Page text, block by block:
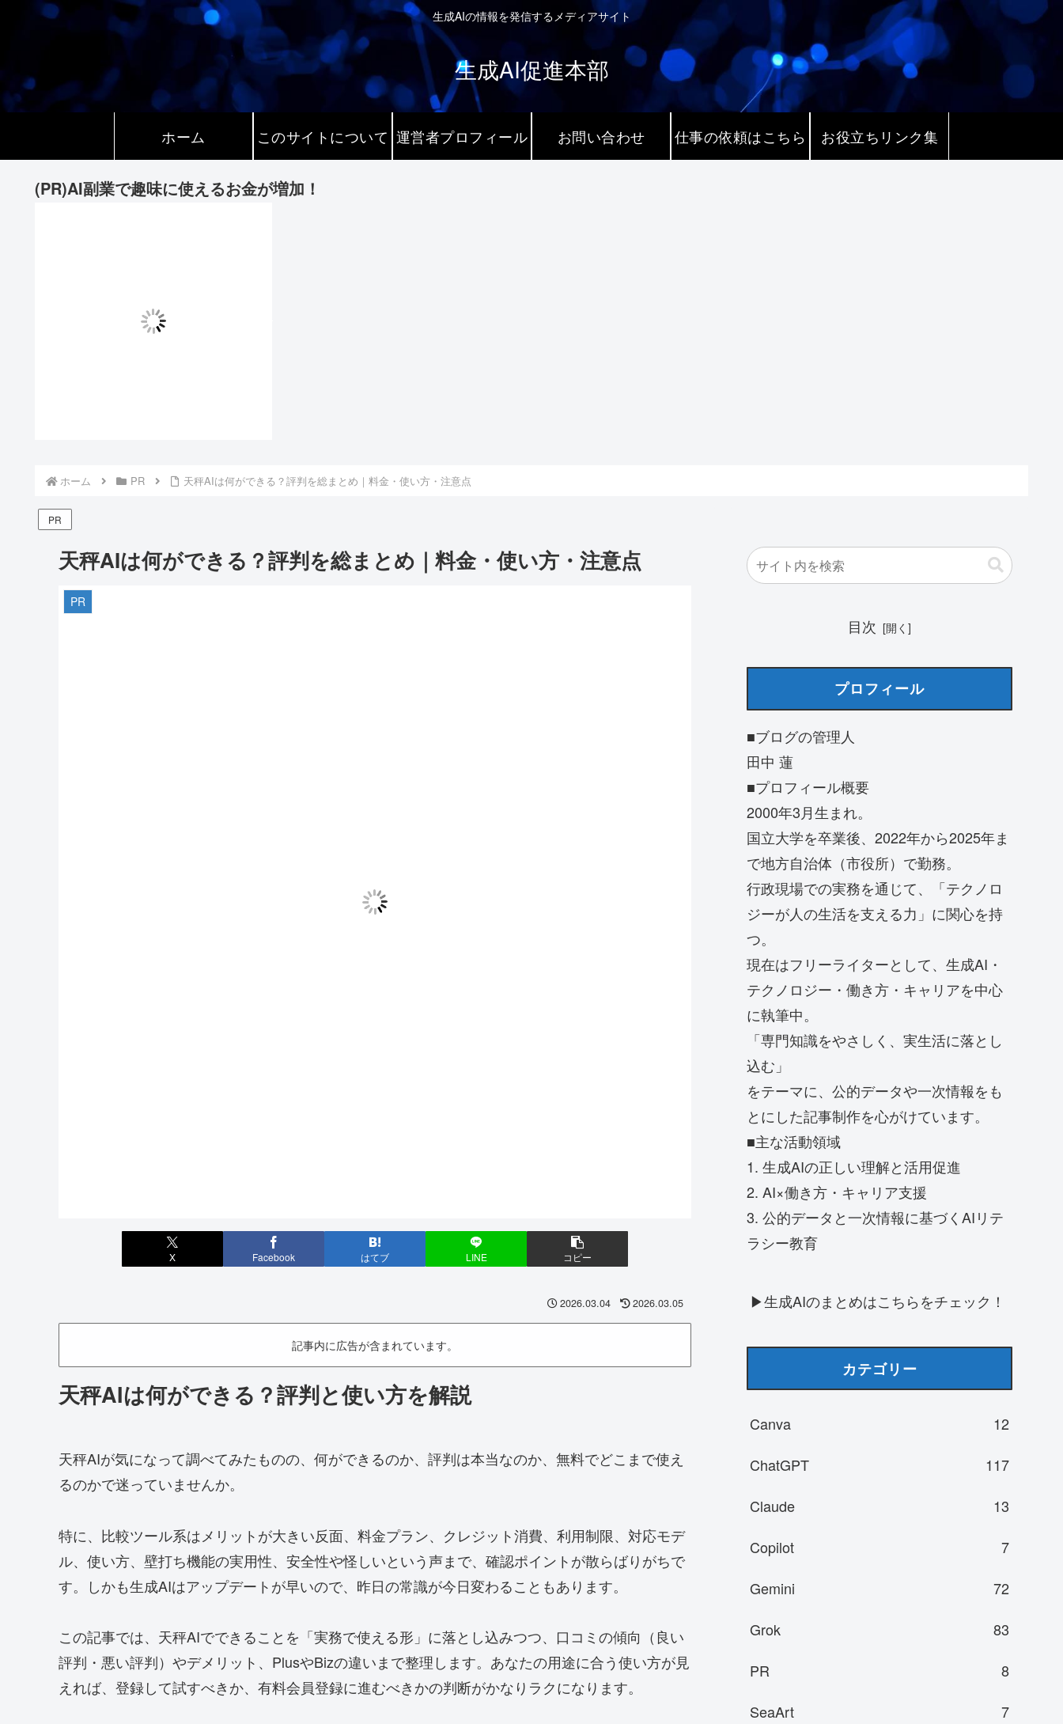
生成AIの情報を発信するメディアサイト
生成AI促進本部
ホーム このサイトについて 運営者プロフィール お問い合わせ 仕事の依頼はこちら お役立ちリンク集
(PR)AI副業で趣味に使えるお金が増加！
ホーム PR 天秤AIは何ができる？評判を総まとめ｜料金・使い方・注意点
PR
天秤AIは何ができる？評判を総まとめ｜料金・使い方・注意点
PR
X Facebook はてブ LINE コピー
2026.03.04 2026.03.05
記事内に広告が含まれています。
天秤AIは何ができる？評判と使い方を解説
天秤AIが気になって調べてみたものの、何ができるのか、評判は本当なのか、無料でどこまで使え
るのかで迷っていませんか。
特に、比較ツール系はメリットが大きい反面、料金プラン、クレジット消費、利用制限、対応モデ
ル、使い方、壁打ち機能の実用性、安全性や怪しいという声まで、確認ポイントが散らばりがちで
す。しかも生成AIはアップデートが早いので、昨日の常識が今日変わることもあります。
この記事では、天秤AIでできることを「実務で使える形」に落とし込みつつ、口コミの傾向（良い
評判・悪い評判）やデメリット、PlusやBizの違いまで整理します。あなたの用途に合う使い方が見
えれば、登録して試すべきか、有料会員登録に進むべきかの判断がかなりラクになります。
目次
プロフィール
■ブログの管理人
田中 蓮
■プロフィール概要
2000年3月生まれ。
国立大学を卒業後、2022年から2025年ま
で地方自治体（市役所）で勤務。
行政現場での実務を通じて、「テクノロ
ジーが人の生活を支える力」に関心を持
つ。
現在はフリーライターとして、生成AI・
テクノロジー・働き方・キャリアを中心
に執筆中。
「専門知識をやさしく、実生活に落とし
込む」
をテーマに、公的データや一次情報をも
とにした記事制作を心がけています。
■主な活動領域
1. 生成AIの正しい理解と活用促進
2. AI×働き方・キャリア支援
3. 公的データと一次情報に基づくAIリテ
ラシー教育
▶生成AIのまとめはこちらをチェック！
カテゴリー
Canva
12
ChatGPT
117
Claude
13
Copilot
7
Gemini
72
Grok
83
PR
8
SeaArt
7